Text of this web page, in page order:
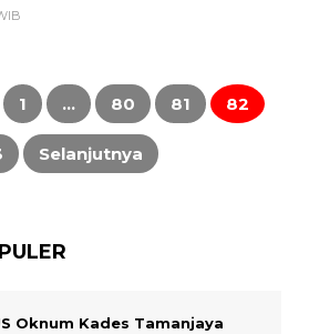
1 … 80 81 82
Selanjutnya
Oknum Kades Tamanjaya